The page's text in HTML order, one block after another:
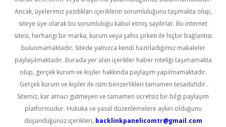
Ancak, üyelerimiz yazdıkları içeriklerin sorumluluğunu taşımakta olup,
siteye üye olarak bu sorumluluğu kabul etmiş sayılırlar. Bu internet
sitesi, herhangi bir marka, kurum veya şahıs şirketi ile hiçbir bağlantısı
bulunmamaktadır. Sitede yalnızca kendi hazırladığımız makaleler
paylaşılmaktadır. Burada yer alan içerikler haber niteliği taşımamakta
olup, gerçek kurum ve kişiler hakkında paylaşım yapılmamaktadır.
Gerçek kurum ve kişiler ile isim benzerlikleri tamamen tesadüfidir.
Sitemiz, kar amacı gütmeyen ve tamamen ücretsiz bir bilgi paylaşım
platformudur. Hukuka ve yasal düzenlemelere aykırı olduğunu
düşündüğünüz içerikleri, backlinkpanelicomtr@gmail.com